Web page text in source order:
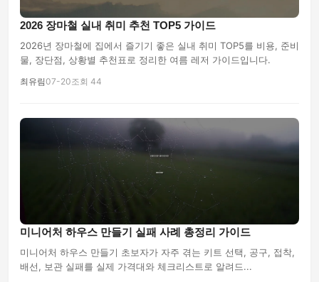
2026 장마철 실내 취미 추천 TOP5 가이드
2026년 장마철에 집에서 즐기기 좋은 실내 취미 TOP5를 비용, 준비
물, 장단점, 상황별 추천표로 정리한 여름 레저 가이드입니다.
최유림07-20조회 44
미니어처 하우스 만들기 실패 사례 총정리 가이드
미니어처 하우스 만들기 초보자가 자주 겪는 키트 선택, 공구, 접착,
배선, 보관 실패를 실제 가격대와 체크리스트로 알려드...